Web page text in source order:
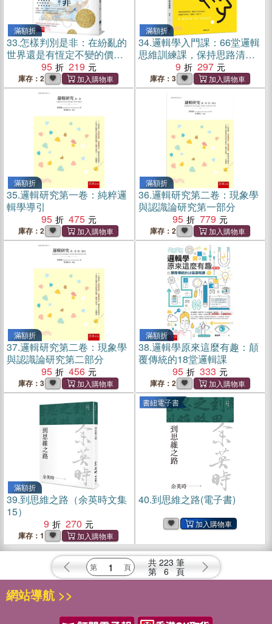
滿額折
33.怎樣判別是非：在紛亂的
世界還是有恆定不變的價值
95 219
庫存：2
滿額折
34.邏輯學入門課：66堂邏輯
思維訓練課，保持思路清晰
的必備之書
9 297
庫存：3
滿額折
35.邏輯研究第一卷：純粹邏
輯學導引
95
475
庫存：2
滿額折
36.邏輯研究第二卷：現象學
與認識論研究第一部分
95
779
庫存：2
滿額折
37.邏輯研究第二卷：現象學
與認識論研究第二部分
95
456
庫存：3
滿額折
38.邏輯學原來這麼有趣：顛
覆傳統的18堂邏輯課
95
333
庫存：2
滿額折
39.到思維之路（余英時文集
15）
9
270
庫存：1
書紐電子書
40.到思維之路(電子書)
共 223 筆
第 6 頁
網站導航 >>